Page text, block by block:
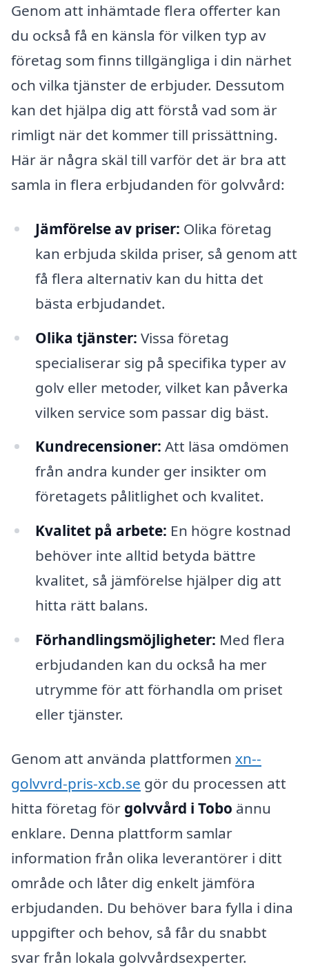
Genom att inhämtade flera offerter kan
du också få en känsla för vilken typ av
företag som finns tillgängliga i din närhet
och vilka tjänster de erbjuder. Dessutom
kan det hjälpa dig att förstå vad som är
rimligt när det kommer till prissättning.
Här är några skäl till varför det är bra att
samla in flera erbjudanden för golvvård:
Jämförelse av priser: Olika företag
kan erbjuda skilda priser, så genom att
få flera alternativ kan du hitta det
bästa erbjudandet.
Olika tjänster: Vissa företag
specialiserar sig på specifika typer av
golv eller metoder, vilket kan påverka
vilken service som passar dig bäst.
Kundrecensioner: Att läsa omdömen
från andra kunder ger insikter om
företagets pålitlighet och kvalitet.
Kvalitet på arbete: En högre kostnad
behöver inte alltid betyda bättre
kvalitet, så jämförelse hjälper dig att
hitta rätt balans.
Förhandlingsmöjligheter: Med flera
erbjudanden kan du också ha mer
utrymme för att förhandla om priset
eller tjänster.
Genom att använda plattformen xn--
golvvrd-pris-xcb.se gör du processen att
hitta företag för golvvård i Tobo ännu
enklare. Denna plattform samlar
information från olika leverantörer i ditt
område och låter dig enkelt jämföra
erbjudanden. Du behöver bara fylla i dina
uppgifter och behov, så får du snabbt
svar från lokala golvvårdsexperter.